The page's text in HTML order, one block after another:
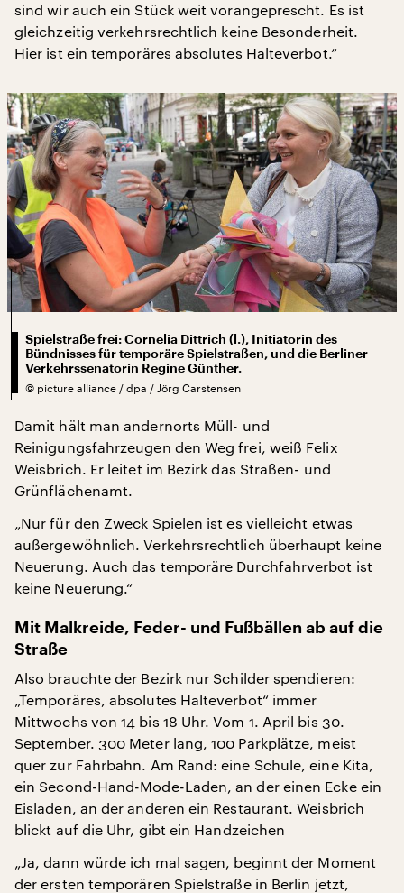
sind wir auch ein Stück weit vorangeprescht. Es ist
gleichzeitig verkehrsrechtlich keine Besonderheit.
Hier ist ein temporäres absolutes Halteverbot.“
Spielstraße frei: Cornelia Dittrich (l.), Initiatorin des
Bündnisses für temporäre Spielstraßen, und die Berliner
Verkehrssenatorin Regine Günther.
© picture alliance / dpa / Jörg Carstensen
Damit hält man andernorts Müll- und
Reinigungsfahrzeugen den Weg frei, weiß Felix
Weisbrich. Er leitet im Bezirk das Straßen- und
Grünflächenamt.
„Nur für den Zweck Spielen ist es vielleicht etwas
außergewöhnlich. Verkehrsrechtlich überhaupt keine
Neuerung. Auch das temporäre Durchfahrverbot ist
keine Neuerung.“
Mit Malkreide, Feder- und Fußbällen ab auf die
Straße
Also brauchte der Bezirk nur Schilder spendieren:
„Temporäres, absolutes Halteverbot“ immer
Mittwochs von 14 bis 18 Uhr. Vom 1. April bis 30.
September. 300 Meter lang, 100 Parkplätze, meist
quer zur Fahrbahn. Am Rand: eine Schule, eine Kita,
ein Second-Hand-Mode-Laden, an der einen Ecke ein
Eisladen, an der anderen ein Restaurant. Weisbrich
blickt auf die Uhr, gibt ein Handzeichen
„Ja, dann würde ich mal sagen, beginnt der Moment
der ersten temporären Spielstraße in Berlin jetzt,